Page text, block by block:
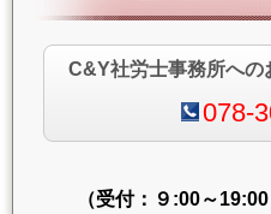
C&Y社労士事務所
078-
（受付：９:00～